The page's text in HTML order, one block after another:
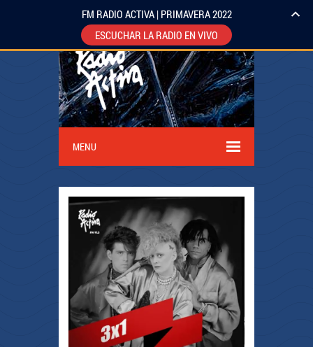
MENU
FM RADIO ACTIVA | PRIMAVERA 2022
ESCUCHAR LA RADIO EN VIVO